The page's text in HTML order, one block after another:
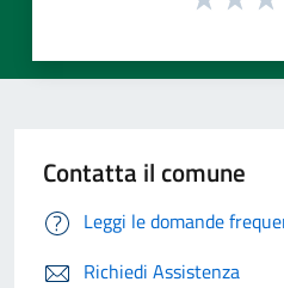
Contatta il comune
Leggi le domande
Richiedi Assistenza